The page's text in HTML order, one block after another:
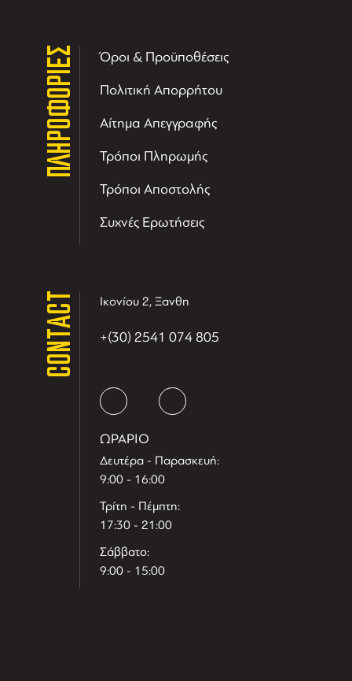
ΠΛΗΡΟΦΟΡΙΕΣ Όροι & Προϋποθέσεις
Πολιτική Απορρήτου
Αίτημα Απεγγραφής
Τρόποι Πληρωμής
Τρόποι Αποστολής
Συχνές Ερωτήσεις
CONTACT Ικονίου 2, Ξανθη
+(30) 2541 074 805
ΩΡΑΡΙΟ
Δευτέρα - Παρασκευή:
9:00 - 16:00
Τρίτη - Πέμπτη:
17:30 - 21:00
Σάββατο:
9:00 - 15:00